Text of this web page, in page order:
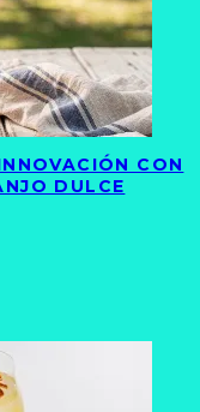
CON
DULCE